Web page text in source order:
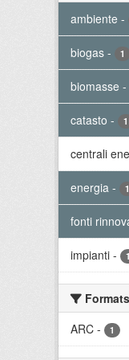
ambiente -
biogas - 1
biomasse -
catasto - 1
centrali
energia - 1
fonti
impianti - 1
Formats
ARC - 1